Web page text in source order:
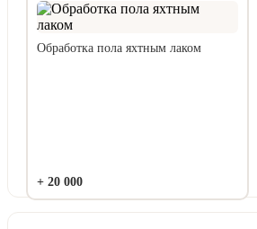
Обработка пола яхтным лаком
+ 20 000